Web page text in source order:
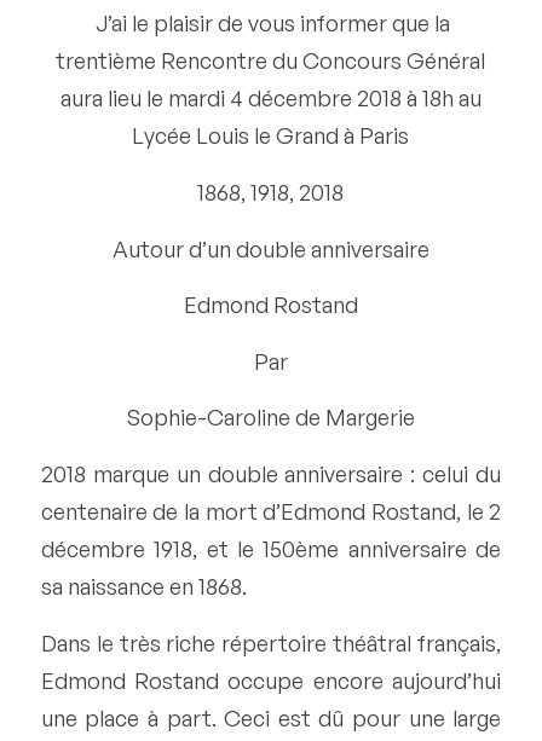
J’ai le plaisir de vous informer que la
trentième Rencontre du Concours Général
aura lieu le mardi 4 décembre 2018 à 18h au
Lycée Louis le Grand à Paris
1868, 1918, 2018
Autour d’un double anniversaire
Edmond Rostand
Par
Sophie-Caroline de Margerie
2018 marque un double anniversaire : celui du
centenaire de la mort d’Edmond Rostand, le 2
décembre 1918, et le 150ème anniversaire de
sa naissance en 1868.
Dans le très riche répertoire théâtral français,
Edmond Rostand occupe encore aujourd’hui
une place à part. Ceci est dû pour une large